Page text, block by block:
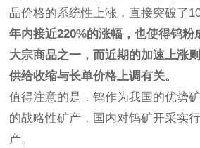
品价格的系统性上涨，直接突破了
年内接近220%的涨幅，也使得钨粉
大宗商品之一，而近期的加速上涨
供给收缩与长单价格上调有关。
值得注意的是，钨作为我国的优势
的战略性矿产，国内对钨矿开采实
产。